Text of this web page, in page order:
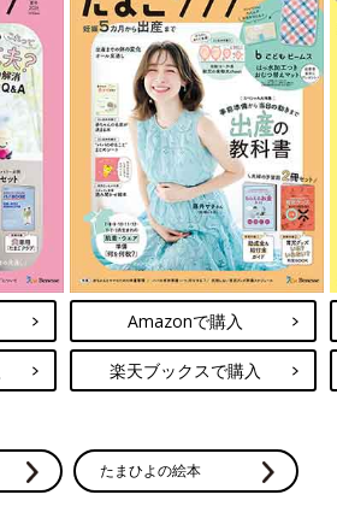
Amazonで購入
楽天ブックスで購入
たまひよの絵本